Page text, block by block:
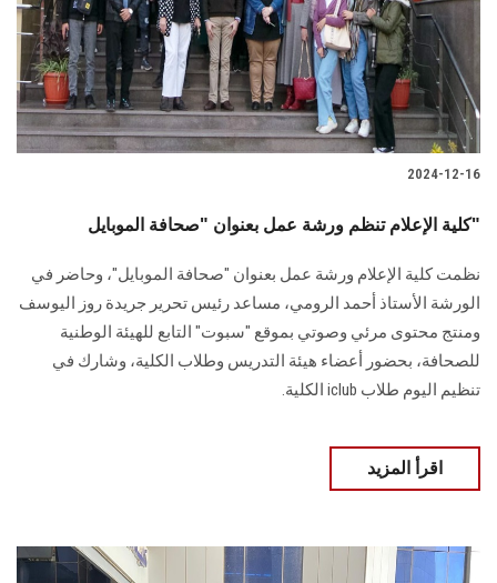
2024-12-16
كلية الإعلام تنظم ورشة عمل بعنوان "صحافة الموبايل"
نظمت كلية الإعلام ورشة عمل بعنوان "صحافة الموبايل"، وحاضر في
‏الورشة الأستاذ أحمد الرومي، مساعد رئيس تحرير جريدة روز اليوسف
ومنتج محتوى مرئي ‏وصوتي بموقع "سبوت" التابع للهيئة الوطنية
للصحافة، بحضور أعضاء هيئة التدريس وطلاب ‏الكلية، وشارك في
تنظيم اليوم طلاب‎ iclub ‎الكلية‎.‎
اقرأ المزيد